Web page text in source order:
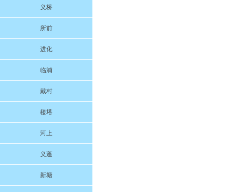
义桥
所前
进化
临浦
戴村
楼塔
河上
义蓬
新塘